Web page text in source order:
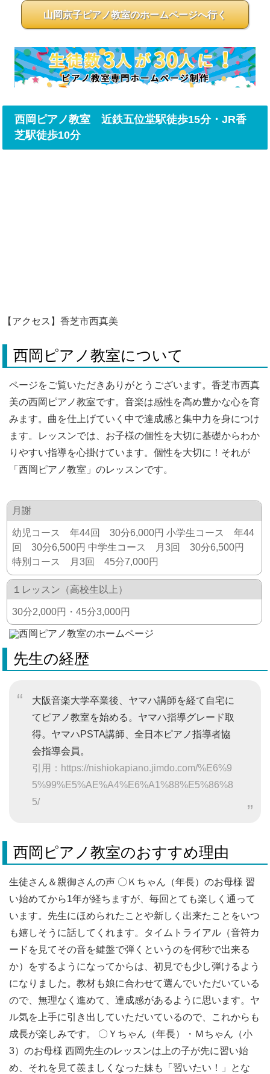
山岡京子ピアノ教室のホームページへ行く
西岡ピアノ教室 近鉄五位堂駅徒歩15分・JR香
芝駅徒歩10分
【アクセス】香芝市西真美
西岡ピアノ教室について
ページをご覧いただきありがとうございます。香芝市西真
美の西岡ピアノ教室です。音楽は感性を高め豊かな心を育
みます。曲を仕上げていく中で達成感と集中力を身につけ
ます。レッスンでは、お子様の個性を大切に基礎からわか
りやすい指導を心掛けています。個性を大切に！それが
「西岡ピアノ教室」のレッスンです。
月謝
幼児コース 年44回 30分6,000円 小学生コース 年44
回 30分6,500円 中学生コース 月3回 30分6,500円
特別コース 月3回 45分7,000円
１レッスン（高校生以上）
30分2,000円・45分3,000円
先生の経歴
大阪音楽大学卒業後、ヤマハ講師を経て自宅に
てピアノ教室を始める。ヤマハ指導グレード取
得。ヤマハPSTA講師、全日本ピアノ指導者協
会指導会員。
引用：https://nishiokapiano.jimdo.com/%E6%9
5%99%E5%AE%A4%E6%A1%88%E5%86%8
5/
西岡ピアノ教室のおすすめ理由
生徒さん＆親御さんの声 〇Ｋちゃん（年長）のお母様 習
い始めてから1年が経ちますが、毎回とても楽しく通って
います。先生にほめられたことや新しく出来たことをいつ
も嬉しそうに話してくれます。タイムトライアル（音符カ
ードを見てその音を鍵盤で弾くというのを何秒で出来る
か）をするようになってからは、初見でも少し弾けるよう
になりました。教材も娘に合わせて選んでいただいている
ので、無理なく進めて、達成感があるように思います。ヤ
ル気を上手に引き出していただいているので、これからも
成長が楽しみです。 〇Ｙちゃん（年長）・Ｍちゃん（小
3）のお母様 西岡先生のレッスンは上の子が先に習い始
め、それを見て羨ましくなった妹も「習いたい！」とな